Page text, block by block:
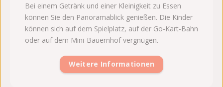
Bei einem Getränk und einer Kleinigkeit zu Essen
können Sie den Panoramablick genießen. Die Kinder
können sich auf dem Spielplatz, auf der Go-Kart-Bahn
oder auf dem Mini-Bauernhof vergnügen.
Weitere Informationen